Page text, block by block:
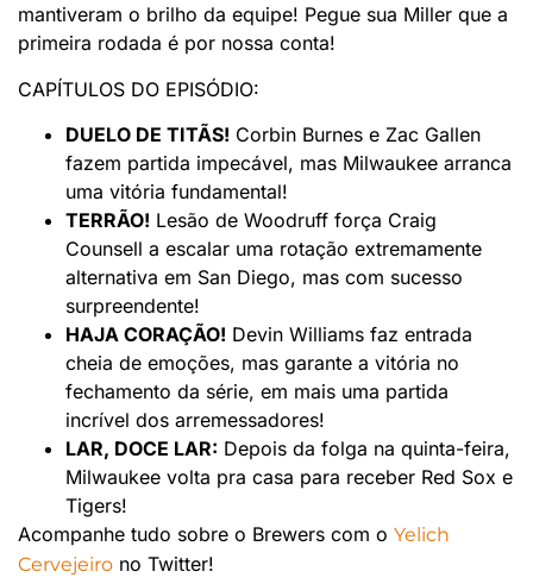
mantiveram o brilho da equipe! Pegue sua Miller que a
primeira rodada é por nossa conta!
CAPÍTULOS DO EPISÓDIO:
DUELO DE TITÃS! Corbin Burnes e Zac Gallen
fazem partida impecável, mas Milwaukee arranca
uma vitória fundamental!
TERRÃO! Lesão de Woodruff força Craig
Counsell a escalar uma rotação extremamente
alternativa em San Diego, mas com sucesso
surpreendente!
HAJA CORAÇÃO! Devin Williams faz entrada
cheia de emoções, mas garante a vitória no
fechamento da série, em mais uma partida
incrível dos arremessadores!
LAR, DOCE LAR: Depois da folga na quinta-feira,
Milwaukee volta pra casa para receber Red Sox e
Tigers!
Acompanhe tudo sobre o Brewers com o Yelich
Cervejeiro no Twitter!